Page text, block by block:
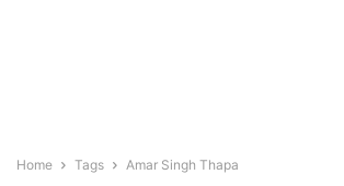
Home Tags Amar Singh Thapa